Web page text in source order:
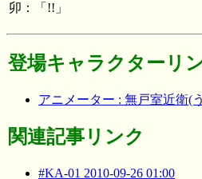
卯：「!!」
登場キャラクターリ
アニメーター : 無戸室近衛(
関連記事リンク
#KA-01 2010-09-26 01:00